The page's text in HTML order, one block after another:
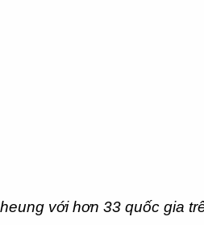
với hơn 33 quốc gia